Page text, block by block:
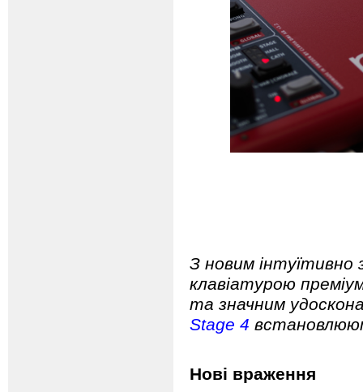
З новим інтуїтивно
клавіатурою
та значним
Stage 4
Нові враження